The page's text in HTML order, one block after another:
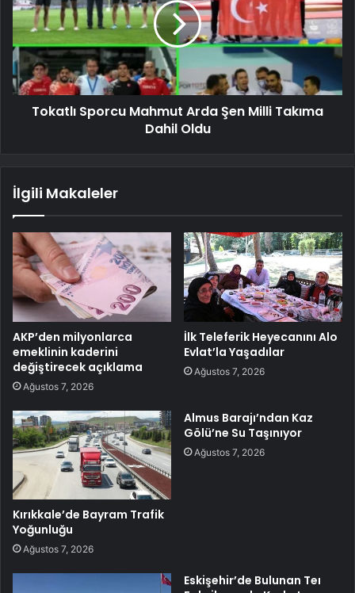
Tokatlı Sporcu Mahmut Arda Şen Milli Takıma
Dahil Oldu
İlgili Makaleler
AKP’den milyonlarca
emeklinin kaderini
değiştirecek açıklama
Ağustos 7, 2026
İlk Teleferik Heyecanını Alo
Evlat’la Yaşadılar
Ağustos 7, 2026
Kırıkkale’de Bayram Trafik
Yoğunluğu
Ağustos 7, 2026
Almus Barajı’ndan Kaz
Gölü’ne Su Taşınıyor
Ağustos 7, 2026
Eskişehir’de Bulunan Teı